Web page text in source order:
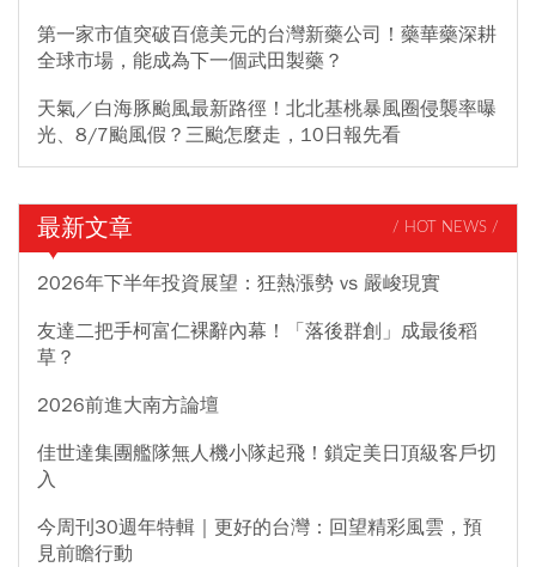
第一家市值突破百億美元的台灣新藥公司！藥華藥深耕
全球市場，能成為下一個武田製藥？
天氣／白海豚颱風最新路徑！北北基桃暴風圈侵襲率曝
光、8/7颱風假？三颱怎麼走，10日報先看
最新文章 / HOT NEWS /
2026年下半年投資展望：狂熱漲勢 vs 嚴峻現實
友達二把手柯富仁裸辭內幕！「落後群創」成最後稻
草？
2026前進大南方論壇
佳世達集團艦隊無人機小隊起飛！鎖定美日頂級客戶切
入
今周刊30週年特輯｜更好的台灣：回望精彩風雲，預
見前瞻行動